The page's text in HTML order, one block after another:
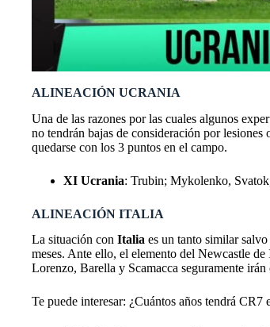
ALINEACIÓN UCRANIA
Una de las razones por las cuales algunos
no tendrán bajas de consideración por lesiones
quedarse con los 3 puntos en el campo.
XI Ucrania: Trubin; Mykolenko,
ALINEACIÓN ITALIA
La situación con Italia es un tanto similar
meses. Ante ello, el elemento del Newcastle
Lorenzo, Barella y Scamacca seguramente
Te puede interesar: ¿Cuántos años tendrá